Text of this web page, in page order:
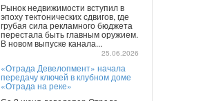
Рынок недвижимости вступил в
эпоху тектонических сдвигов, где
грубая сила рекламного бюджета
перестала быть главным оружием.
В новом выпуске канала...
25.06.2026
«Отрада Девелопмент» начала
передачу ключей в клубном доме
«Отрада на реке»